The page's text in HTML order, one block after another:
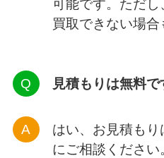
可能です。ただし
買取できない場合
見積もりは無料で
はい、お見積も
にご相談ください